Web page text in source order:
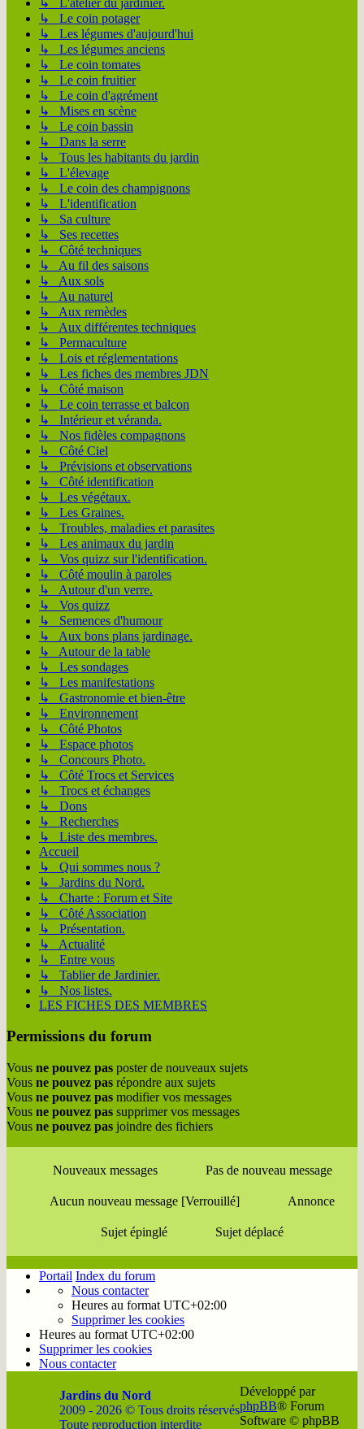
↳ Le coin potager
↳ Les légumes d'aujourd'hui
↳ Les légumes anciens
↳ Le coin tomates
↳ Le coin fruitier
↳ Le coin d'agrément
↳ Mises en scène
↳ Le coin bassin
↳ Dans la serre
↳ Tous les habitants du jardin
↳ L'élevage
↳ Le coin des champignons
↳ L'identification
↳ Sa culture
↳ Ses recettes
↳ Côté techniques
↳ Au fil des saisons
↳ Aux sols
↳ Au naturel
↳ Aux remèdes
↳ Aux différentes techniques
↳ Permaculture
↳ Lois et réglementations
↳ Les fiches des membres JDN
↳ Côté maison
↳ Le coin terrasse et balcon
↳ Intérieur et véranda.
↳ Nos fidèles compagnons
↳ Côté Ciel
↳ Prévisions et observations
↳ Côté identification
↳ Les végétaux.
↳ Les Graines.
↳ Troubles, maladies et parasites
↳ Les animaux du jardin
↳ Vos quizz sur l'identification.
↳ Côté moulin à paroles
↳ Autour d'un verre.
↳ Vos quizz
↳ Semences d'humour
↳ Aux bons plans jardinage.
↳ Autour de la table
↳ Les sondages
↳ Les manifestations
↳ Gastronomie et bien-être
↳ Environnement
↳ Côté Photos
↳ Espace photos
↳ Concours Photo.
↳ Côté Trocs et Services
↳ Trocs et échanges
↳ Dons
↳ Recherches
↳ Liste des membres.
Accueil
↳ Qui sommes nous ?
↳ Jardins du Nord.
↳ Charte : Forum et Site
↳ Côté Association
↳ Présentation.
↳ Actualité
↳ Entre vous
↳ Tablier de Jardinier.
↳ Nos listes.
LES FICHES DES MEMBRES
Permissions du forum
Vous ne pouvez pas poster de nouveaux sujets
Vous ne pouvez pas répondre aux sujets
Vous ne pouvez pas modifier vos messages
Vous ne pouvez pas supprimer vos messages
Vous ne pouvez pas joindre des fichiers
Nouveaux messages Pas de nouveau message
Aucun nouveau message [Verrouillé] Annonce
Sujet épinglé Sujet déplacé
Portail Index du forum
Nous contacter
Heures au format UTC+02:00
Supprimer les cookies
Heures au format UTC+02:00
Supprimer les cookies
Nous contacter
Jardins du Nord
2009 - 2026 © Tous droits réservés
Toute reproduction interdite
Développé par
phpBB® Forum
Software © phpBB